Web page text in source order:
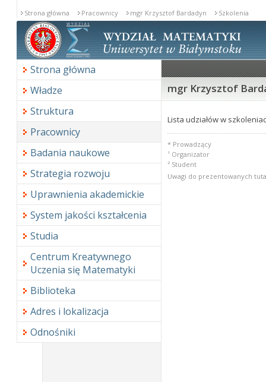
Strona główna Pracownicy mgr Krzysztof Bardadyn Szkolenia
Strona główna
Władze
Struktura
Pracownicy
Badania naukowe
Strategia rozwoju
Uprawnienia akademickie
System jakości kształcenia
Studia
Centrum Kreatywnego
Uczenia się Matematyki
Biblioteka
Adres i lokalizacja
Odnośniki
mgr Krzysztof
Lista udziałów w
* Prowadzący
¹ Organizator
² Student
Uwagi do prezentowanych